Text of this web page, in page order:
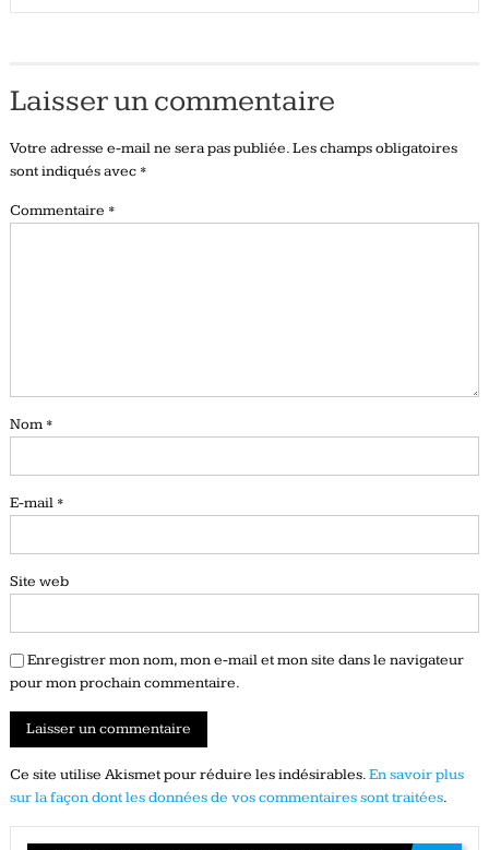
Laisser un commentaire
Votre adresse e-mail ne sera pas publiée.Les champs obligatoires
sont indiqués avec *
Commentaire *
Nom *
E-mail *
Site web
Enregistrer mon nom, mon e-mail et mon site dans le navigateur
pour mon prochain commentaire.
Ce site utilise Akismet pour réduire les indésirables.En savoir plus
sur la façon dont les données de vos commentaires sont traitées.